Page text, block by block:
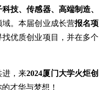
技、传感器、高端制造、
。本届创业成长营报名项
找优质创业项目，并在多个
进，来2024厦门大学火炬创
的才华与梦想！